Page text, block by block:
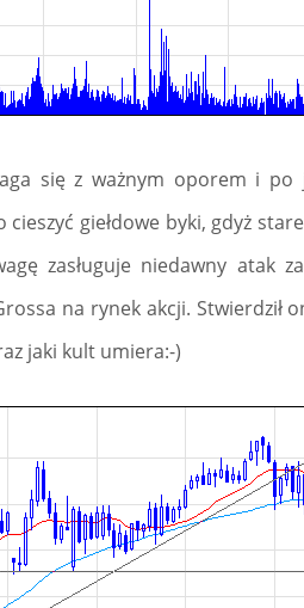
się z ważnym oporem i po
giełdowe byki, gdyż
zasługuje niedawny atak
na rynek akcji. Stwierdził
jaki kult umiera:-)